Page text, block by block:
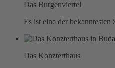
Das Burgenviertel
Es ist eine der bekanntesten
Das Konzterthaus